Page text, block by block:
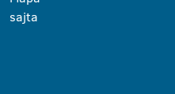
sajta